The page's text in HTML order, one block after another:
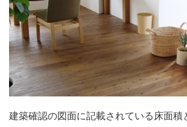
建築確認の図面に記載されている床面積